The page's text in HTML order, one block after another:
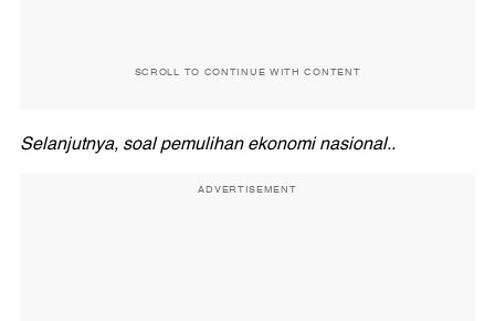
SCROLL TO CONTINUE WITH CONTENT
Selanjutnya, soal pemulihan ekonomi nasional..
ADVERTISEMENT